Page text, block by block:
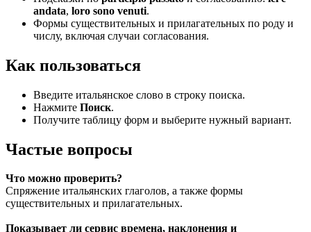
andata, loro sono venuti.
Формы существительных и прилагательных по роду и
числу, включая случаи согласования.
Как пользоваться
Введите итальянское слово в строку поиска.
Нажмите Поиск.
Получите таблицу форм и выберите нужный вариант.
Частые вопросы
Что можно проверить?
Спряжение итальянских глаголов, а также формы
существительных и прилагательных.
Показывает ли сервис времена, наклонения и